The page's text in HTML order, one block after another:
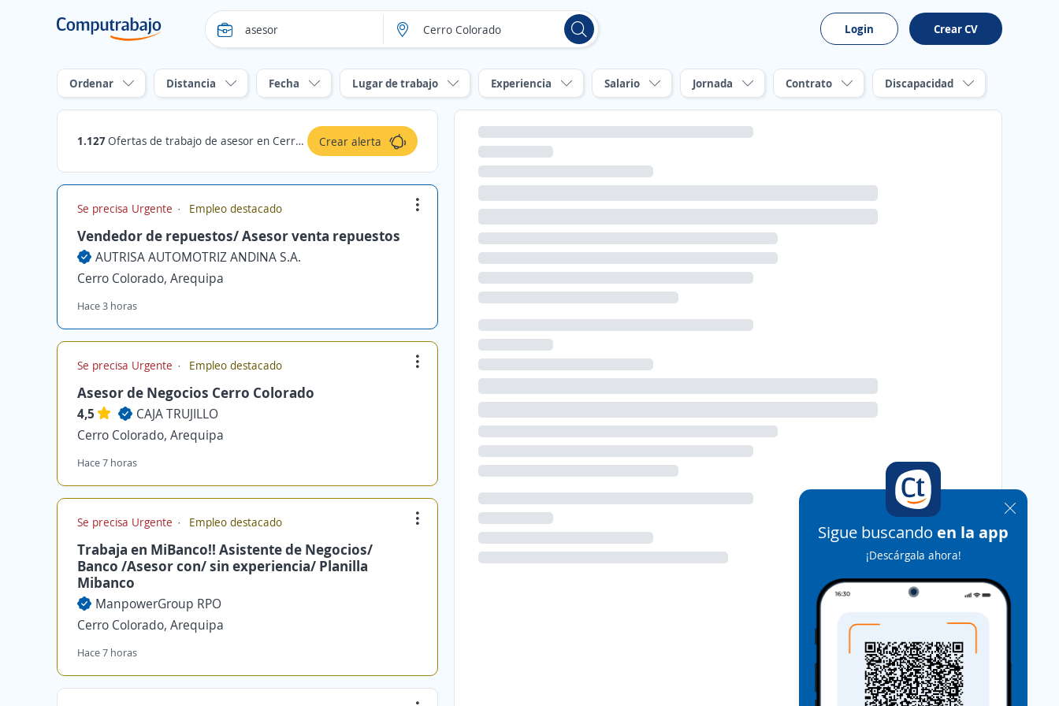
Login Crear CV
Ordenar Distancia Fecha Lugar de trabajo Experiencia Salario Jornada Contrato Discapacidad
1.127Ofertas de trabajo de asesor en Cerro Colorado, Arequipa Crear alerta
Se precisa Urgente Empleo destacado
Vendedor de repuestos/ Asesor venta repuestos
AUTRISA AUTOMOTRIZ ANDINA S.A.
Cerro Colorado, Arequipa
Hace 3 horas
Se precisa Urgente Empleo destacado
Asesor de Negocios Cerro Colorado
4,5
CAJA TRUJILLO
Cerro Colorado, Arequipa
Hace 7 horas
Se precisa Urgente Empleo destacado
Trabaja en MiBanco!! Asistente de Negocios/
Banco /Asesor con/ sin experiencia/ Planilla
Mibanco
ManpowerGroup RPO
Cerro Colorado, Arequipa
Hace 7 horas
Sigue buscando en la app
¡Descárgala ahora!